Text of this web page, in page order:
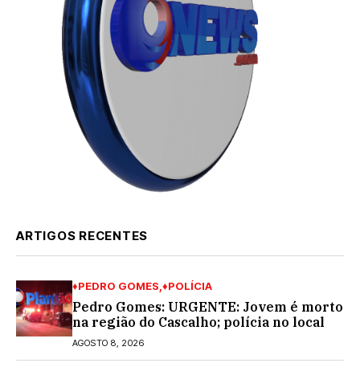
ARTIGOS RECENTES
♦PEDRO GOMES ♦POLÍCIA
Pedro Gomes: URGENTE: Jovem é morto
na região do Cascalho; polícia no local
AGOSTO 8, 2026